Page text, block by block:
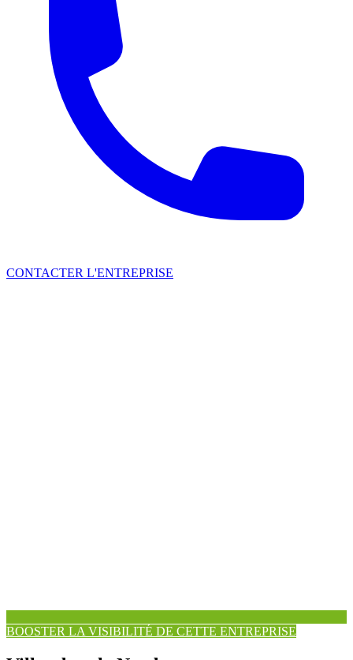
CONTACTER L'ENTREPRISE
BOOSTER LA VISIBILITÉ DE CETTE ENTREPRISE